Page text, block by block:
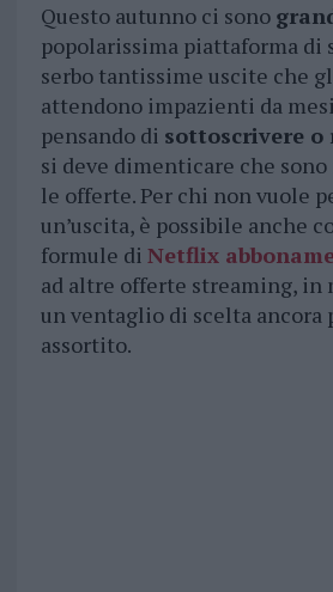
Questo autunno ci sono
popolarissima piattaforma di
serbo tantissime uscite che
attendono impazienti da
pensando di sottoscrivere o
si deve dimenticare che
le offerte. Per chi non vuole
un’uscita, è possibile anche
formule di Netflix
ad altre offerte streaming, in
un ventaglio di scelta ancora
assortito.